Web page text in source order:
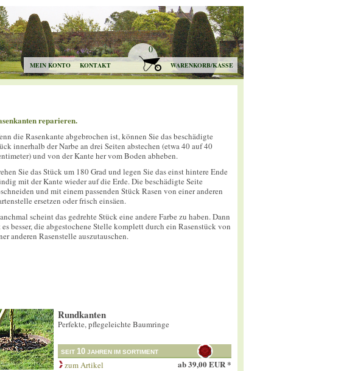
MEIN KONTO KONTAKT
0
WARENKORB/KASSE
reparieren.
die Rasenkante abgebrochen ist, können Sie das beschädigte
innerhalb der Narbe an drei Seiten abstechen (etwa 40 auf 40
und von der Kante her vom Boden abheben.
Sie das Stück um 180 Grad und legen Sie das einst hintere Ende
mit der Kante wieder auf die Erde. Die beschädigte Seite
und mit einem passenden Stück Rasen von einer anderen
ersetzen oder frisch einsäen.
scheint das gedrehte Stück eine andere Farbe zu haben. Dann
es besser, die abgestochene Stelle komplett durch ein Rasenstück von
anderen Rasenstelle auszutauschen.
Rundkanten
Perfekte, pflegeleichte Baumringe
SEIT 10JAHREN IM SORTIMENT
zum Artikel ab39,00 EUR *